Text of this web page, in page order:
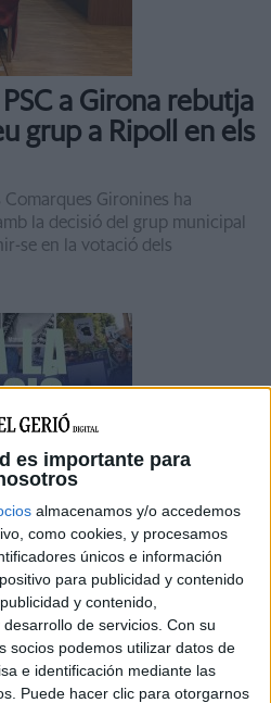
es importante para
almacenamos y/o accedemos
como cookies, y procesamos
únicos e información
para publicidad y contenido
y contenido,
de servicios. Con su
socios podemos utilizar datos de
e identificación mediante las
Puede hacer clic para otorgarnos
a Girona rebutja
grup a Ripoll en els
Comarques Gironines ha
la decisió del grup municipal
se en la votació dels
de Ripoll
''racista i islamòfob''
denuncia que l'Ajuntament
Catalana, té previst celebrar
i islamòfob ...